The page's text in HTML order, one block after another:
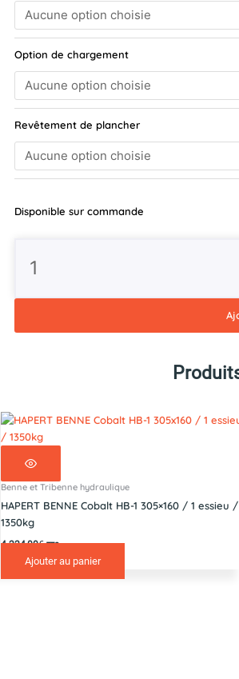
Option de chargement
Revêtement de plancher
Disponible sur commande
Benne et Tribenne hydraulique
HAPERT BENNE Cobalt HB-1 305×160 / 1 essieu /
1350kg
4 224,00€ TTC
Ajouter au panier